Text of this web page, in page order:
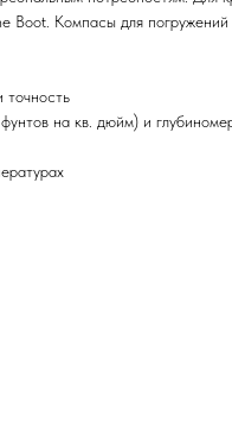
Boot. Компасы для
точность
на кв. дюйм) и